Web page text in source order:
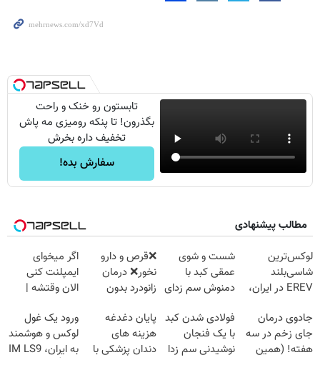
تابستون رو خنک و راحت
بگذرون! تا پنکه رومیزی مه پاش
تخفیف داره بخرش
سفارش بده!
مطالب پیشنهادی
لوکس‌ترین
شاسی‌بلند
EREV در ایران،
رونمایی شد!
شست و شوی
عمقی کبد با
دمنوش سم زدای
❌قرص‌ و دارو
نخور❌ درمان
زانودرد بدون
اگر میخوای
ایمپلنت کنی
الان وقتشه |
میلیون تومان!!!
جادوی درمان
جای زخم در سه
هفته! (همین
فولادی شدن کبد
با یک فنجان
نوشیدنی سم زدا
پایان دغدغه
هزینه های
دندان پزشکی با
ورود یک غول
لوکس و هوشمند
به ایران، IM LS9